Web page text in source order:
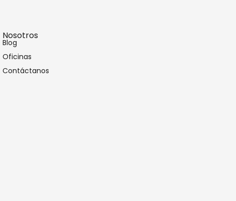
Nosotros
Blog
Oficinas
Contáctanos